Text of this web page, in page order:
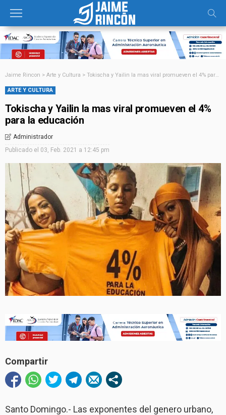
Jaime Rincon > Arte y Cultura > Tokischa y Yailin la mas viral promueven el 4% para la educación
ARTE Y CULTURA
Tokischa y Yailin la mas viral promueven el 4%
para la educación
Administrador
Publicado el 03, Feb. 2021 a 12:45 pm
Compartir
Santo Domingo.- Las exponentes del genero urbano,